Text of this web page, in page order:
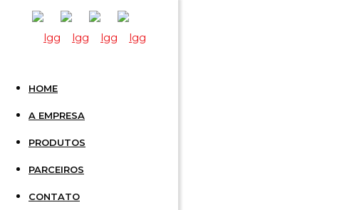
HOME
A EMPRESA
PRODUTOS
PARCEIROS
CONTATO